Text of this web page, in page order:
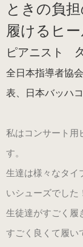
（21.0～
練習用（スト
（22.5～
練習用（スト
（ヒール高
ときの負
履けるヒー
ピアニスト
全日本指導者協
表、日本バッハ
私はコンサート用
す。
生達は様々なタイ
いシューズでした
生徒達がすごく履
すごく良くて履い